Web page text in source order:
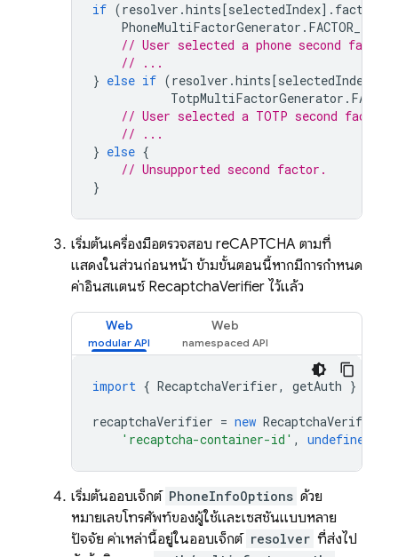
if (resolver .hints[selectedIndex]. factorId
PhoneMultiFactorGenerator . FACTOR_ID
// User selected a phone second factor.
// ...
} else if (resolver .hints[selectedIndex
TotpMultiFactorGenerator .
// User selected a TOTP second factor.
// ...
} else {
// Unsupported second factor.
}
เริ่มต้นเครื่องมือตรวจสอบ reCAPTCHA ตามที่
แสดงในส่วนก่อนหน้า ข้ามขั้นตอนนี้หากมีการกำหนด
ค่าอินสแตนซ์ RecaptchaVerifier ไว้แล้ว
Web Web
import { RecaptchaVerifier, getAuth }
recaptchaVerifier = new RecaptchaVerifier
'recaptcha-container-id' , undefined
เริ่มต้นออบเจ็กต์ PhoneInfoOptions ด้วย
หมายเลขโทรศัพท์ของผู้ใช้และเซสชันแบบหลาย
ปัจจัย ค่าเหล่านี้อยู่ในออบเจ็กต์ resolver ที่ส่งไป